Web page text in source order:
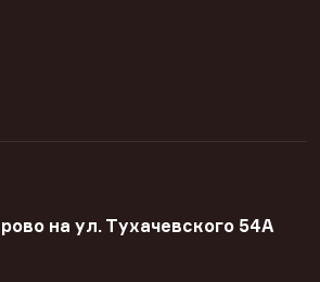
на ул. Тухачевского 54А